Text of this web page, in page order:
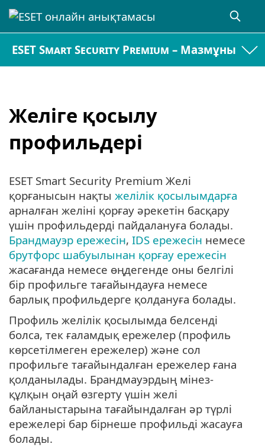
ESET Smart Security Premium – Мазмұны
Желіге қосылу
профильдері
ESET Smart Security Premium Желі
қорғанысын нақты желілік қосылымдарға
арналған желіні қорғау әрекетін басқару
үшін профильдерді пайдалануға болады.
Брандмауэр ережесін, IDS ережесін немесе
брутфорс шабуылынан қорғау ережесін
жасағанда немесе өңдегенде оны белгілі
бір профильге тағайындауға немесе
барлық профильдерге қолдануға болады.
Профиль желілік қосылымда белсенді
болса, тек ғаламдық ережелер (профиль
көрсетілмеген ережелер) және сол
профильге тағайындалған ережелер ғана
қолданылады. Брандмауэрдың мінез-
құлқын оңай өзгерту үшін желі
байланыстарына тағайындалған әр түрлі
ережелері бар бірнеше профильді жасауға
болады.